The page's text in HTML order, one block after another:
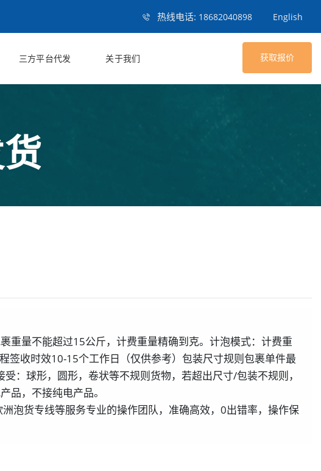
热线电话: 18682040898 English
三方平台代发 关于我们 获取报价
重量不能超过15公斤，计费重量精确到克。计泡模式：计费重
收时效10-15个工作日（仅供参考）包装尺寸规则包裹单件最
球形，圆形，卷状等不规则货物，若超出尺寸/包装不规则，
品，不接纯电产品。
泡货专线等服务专业的操作团队，准确高效，0出错率，操作保